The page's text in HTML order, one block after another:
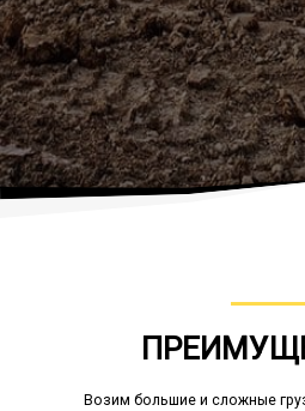
Возим большие и сложные